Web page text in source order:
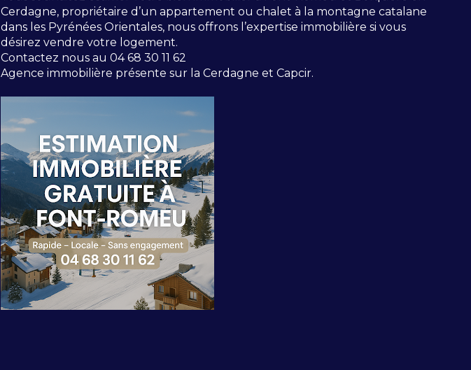
Cerdagne, propriétaire d’un appartement ou chalet à la montagne catalane
dans les Pyrénées Orientales, nous offrons l’expertise immobilière si vous
désirez vendre votre logement.
Contactez nous au 04 68 30 11 62
Agence immobilière présente sur la Cerdagne et Capcir.